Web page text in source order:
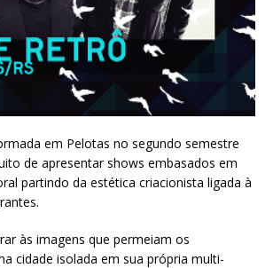
em Pelotas no segundo semestre
de apresentar shows embasados em
partindo da estética criacionista ligada à
às imagens que permeiam os
cidade isolada em sua própria multi-